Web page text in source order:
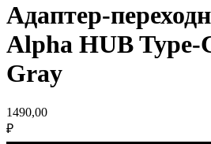
Адаптер-
Alpha HUB Type-
Gray
1490,00
₽